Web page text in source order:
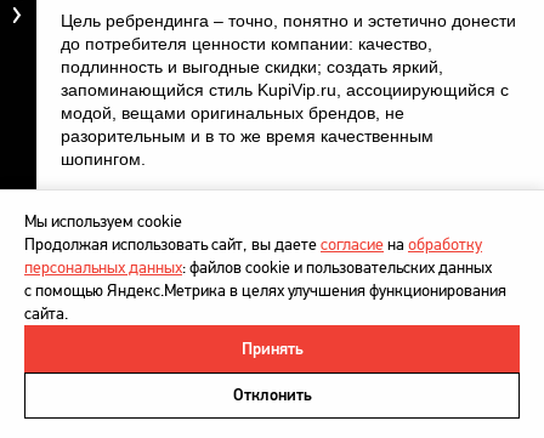
Цель ребрендинга – точно, понятно и эстетично донести
до потребителя ценности компании: качество,
подлинность и выгодные скидки; создать яркий,
запоминающийся стиль KupiVip.ru, ассоциирующийся с
модой, вещами оригинальных брендов, не
разорительным и в то же время качественным
шопингом.
Политика в отношении обработки персональных данных
Напишите нам
Мы используем cookie
Продолжая использовать сайт, вы даетесогласиена обработку
персональных данных: файлов cookie и пользовательских данных
с помощью Яндекс.Метрика в целях улучшения функционирования
сайта.
Принять
Отклонить